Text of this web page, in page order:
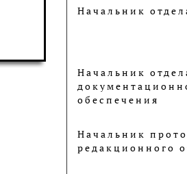
Начальник
Начальник
обеспечения
Начальник
редакционного